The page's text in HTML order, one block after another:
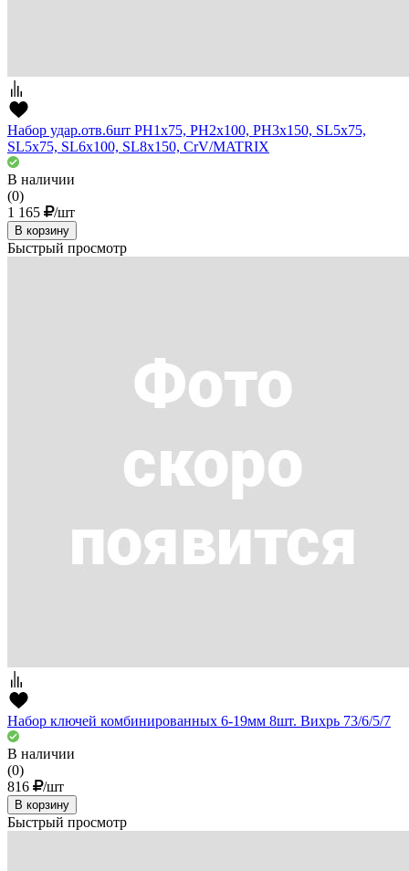
Набор удар.отв.6шт PH1х75, PH2x100, PH3x150, SL5х75,
SL5х75, SL6х100, SL8х150, CrV/MATRIX
В наличии
(0)
1 165
/шт
В корзину
Быстрый просмотр
Набор ключей комбинированных 6-19мм 8шт. Вихрь 73/6/5/7
В наличии
(0)
816
/шт
В корзину
Быстрый просмотр